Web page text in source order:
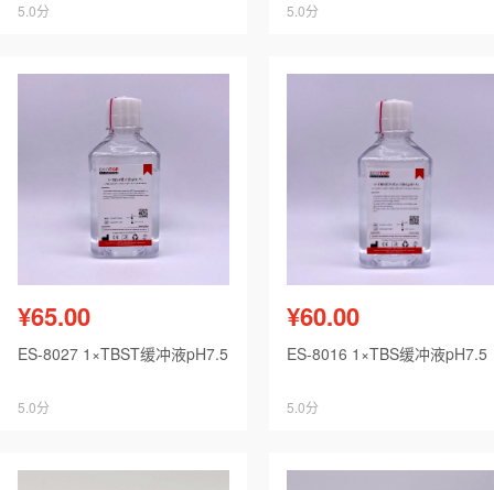
5.0分 5.0分
¥65.00
ES-8027 1×TBST缓冲液pH7.5
5.0分
¥60.00
ES-8016 1×TBS缓冲液pH7.5
5.0分